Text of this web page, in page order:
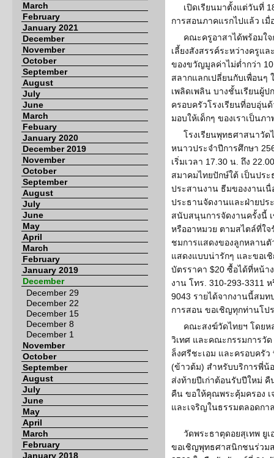
March
February
January 2021
December
November
October
September
August
July
June
March
Febuary
January 2020
December 2019
November
October
September
August
July
June
May
April
March
February
January 2019
December
December 29
December 22
December 15
December 8
December 1
November
October
September
August
July
June
May
April
March
February
January 2018
เปิดเรียนมาตั้งแต่วันที่
การสอนภาคแรกไปแล้ว เ
คณะครูอาสาได้พร้อมใ
เลี้ยงสังสรรค์ระหว่างครูแ
ของขวัญมูลค่าไม่ต่ำกว่า
สลากแลกเปลี่ยนกับเพื่อนๆ
เพลิดเพลิน บางชั้นเรียนผู้ป
ครอบครัวโรงเรียนที่อบอุ่น
มอบให้เด็กๆ ของเราเป็นภ
โรงเรียนพุทธศาสนาวัด
หนาวประจำปีการศึกษา
เริ่มเวลา 17.30 น. ถึง
สมาคมไทยปักษ์ใต้ เป็นปร
ประสานงาน ธีมของงานเนื่
ประธานจัดงานและฝ่ายป
สนับสนุนการจัดงานครั้งนี้
หรืออาหมวย ตามสไตล์ที่ใจ
ชมการแสดงของลูกหลานตั
แสดงแบบน่ารักๆ และขอเ
บัตรราคา $20 ซื้อได้ที่หน้
งาน โทร. 310-293-3311
9043 รายได้จากงานนี้สม
การสอน ขอเชิญทุกท่านโป
คณะสงฆ์วัดไทยฯ โดยห
วิเทศ และคณะกรรมการ
ล็งศรีชะเอม และครอบครั
(ข้าวต้ม) สำหรับบริการพี่น้
ส่งท้ายปีเก่าต้อนรับปีใหม่
คืน ขอให้คุณพระคุ้มครอง
และเจริญในธรรมตลอดกา
วัดพระธาตุดอยสุเทพ ยู
ขอเชิญพุทธศาสนิกชนร่ว